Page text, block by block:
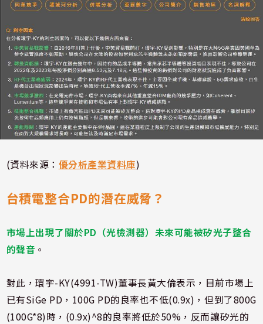
(資料來源： 優分析產業資料庫)
台積電整合PD的潛在威脅？
市場上出現了關於PD（光檢測器）未來可能被矽光子整合
的聲音 。
對此，環宇-KY(4991-TW)董事長黃大倫表示，目前市場上
已有SiGe PD，100G PD的良率也不低(0.9x)，但到了800G
(100G*8)時，(0.9x)^8的良率將低於50%，反而讓矽光的